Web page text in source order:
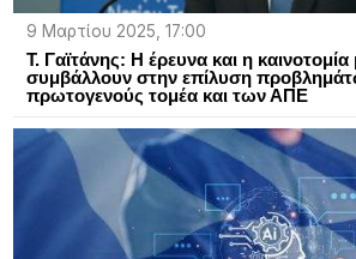
9 Μαρτίου 2025, 17:00
Τ. Γαϊτάνης: Η έρευνα και η
συμβάλλουν στην επίλυση
πρωτογενούς τομέα και των ΑΠΕ